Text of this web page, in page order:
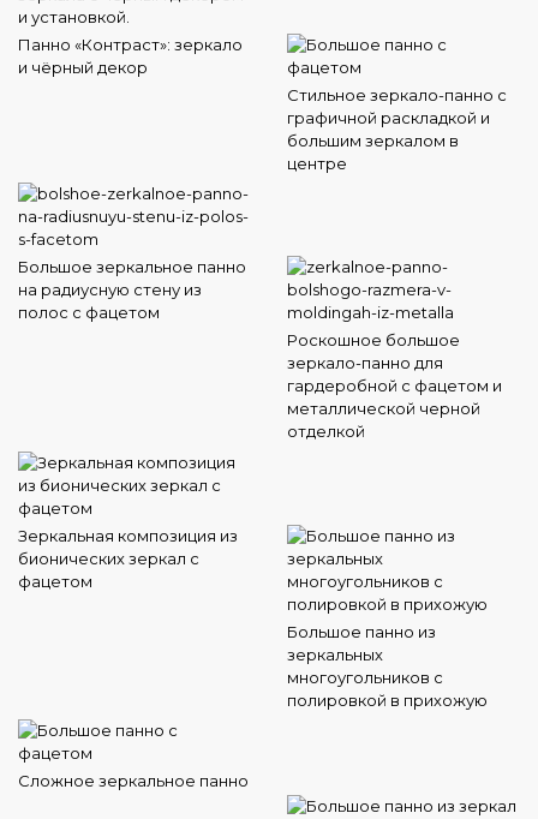
Панно «Контраст»: зеркало
и чёрный декор
Стильное зеркало-панно с
графичной раскладкой и
большим зеркалом в
центре
Большое зеркальное панно
на радиусную стену из
полос с фацетом
Роскошное большое
зеркало-панно для
гардеробной с фацетом и
металлической черной
отделкой
Зеркальная композиция из
бионических зеркал с
фацетом
Большое панно из
зеркальных
многоугольников с
полировкой в прихожую
Сложное зеркальное панно